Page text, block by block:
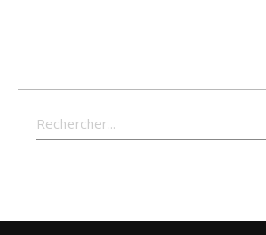
Rechercher